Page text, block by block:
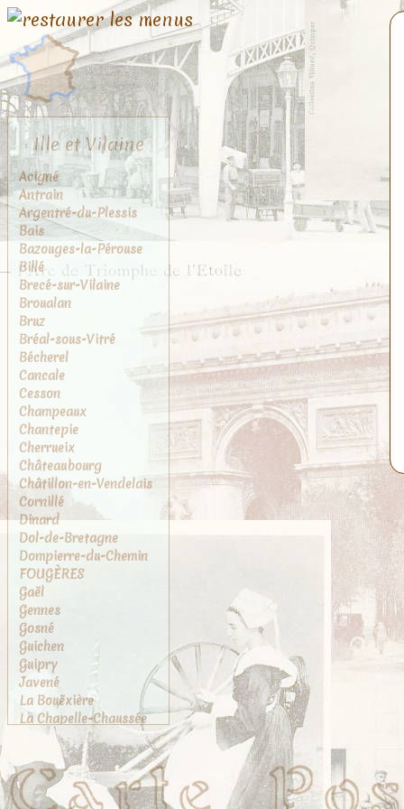
Ille et Vilaine
Acigné
Antrain
Argentré-du-Plessis
Bais
Bazouges-la-Pérouse
Billé
Brecé-sur-Vilaine
Broualan
Bruz
Bréal-sous-Vitré
Bécherel
Cancale
Cesson
Champeaux
Chantepie
Cherrueix
Châteaubourg
Châtillon-en-Vendelais
Cornillé
Dinard
Dol-de-Bretagne
Dompierre-du-Chemin
FOUGÈRES
Gaël
Gennes
Gosné
Guichen
Guipry
Javené
La Bouëxière
La Chapelle-Chaussée
La Chapelle-des-
Fougeretz
La Gouesnière
La Rance